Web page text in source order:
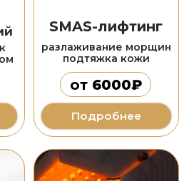
Подробнее
3000₽
коррекция рубцов
омоложение кожи
шлифовка